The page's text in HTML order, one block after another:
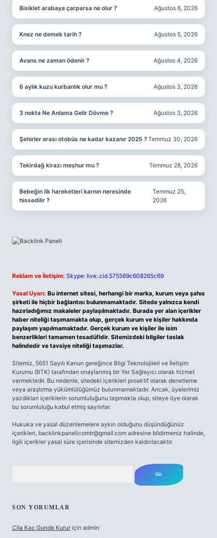
Bisiklet arabaya çarparsa ne olur ? Ağustos 6, 2026
Knez ne demek tarih ? Ağustos 5, 2026
Avans ne zaman ödenir ? Ağustos 4, 2026
6 aylık kuzu kurbanlık olur mu ? Ağustos 3, 2026
3 nokta Ne Anlama Gelir Dövme ? Ağustos 3, 2026
Şehirler arası otobüs ne kadar kazanır 2025 ? Temmuz 30, 2026
Tekirdağ kirazı meşhur mu ? Temmuz 28, 2026
Bebeğin ilk hareketleri karnın neresinde
hissedilir ?
Temmuz 25,
2026
Reklam ve İletişim: Skype: live:.cid.575569c608265c69
Yasal Uyarı: Bu internet sitesi, herhangi bir marka, kurum veya şahıs
şirketi ile hiçbir bağlantısı bulunmamaktadır. Sitede yalnızca kendi
hazırladığımız makaleler paylaşılmaktadır. Burada yer alan içerikler
haber niteliği taşımamakta olup, gerçek kurum ve kişiler hakkında
paylaşım yapılmamaktadır. Gerçek kurum ve kişiler ile isim
benzerlikleri tamamen tesadüfidir. Sitemizdeki bilgiler taslak
halindedir ve tavsiye niteliği taşımazlar.
Sitemiz, 5651 Sayılı Kanun gereğince Bilgi Teknolojileri ve İletişim
Kurumu (BTK) tarafından onaylanmış bir Yer Sağlayıcı olarak hizmet
vermektedir. Bu nedenle, sitedeki içerikleri proaktif olarak denetleme
veya araştırma yükümlülüğümüz bulunmamaktadır. Ancak, üyelerimiz
yazdıkları içeriklerin sorumluluğunu taşımakta olup, siteye üye olarak
bu sorumluluğu kabul etmiş sayılırlar.
Hukuka ve yasal düzenlemelere aykırı olduğunu düşündüğünüz
içerikleri, backlinkpanelicomtr@gmail.com adresine bildirmeniz halinde,
ilgili içerikler yasal süre içerisinde sitemizden kaldırılacaktır.
SON YORUMLAR
Cila Kac Gunde Kurur için admin